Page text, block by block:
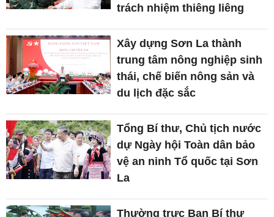
trách nhiệm thiêng liêng
Xây dựng Sơn La thành
trung tâm nông nghiệp sinh
thái, chế biến nông sản và
du lịch đặc sắc
Tổng Bí thư, Chủ tịch nước
dự Ngày hội Toàn dân bảo
vệ an ninh Tổ quốc tại Sơn
La
Thường trực Ban Bí thư